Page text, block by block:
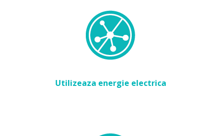
Utilizeaza energie electrica